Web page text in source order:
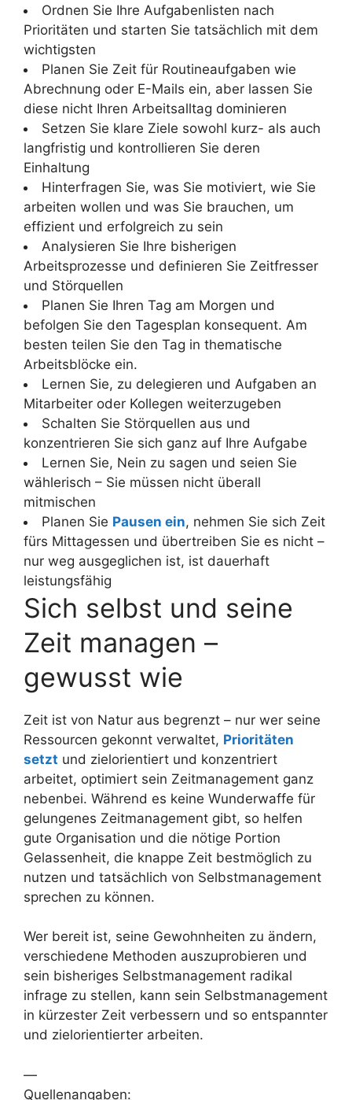
Ordnen Sie Ihre Aufgabenlisten nach
Prioritäten und starten Sie tatsächlich mit dem
wichtigsten
Planen Sie Zeit für Routineaufgaben wie
Abrechnung oder E-Mails ein, aber lassen Sie
diese nicht Ihren Arbeitsalltag dominieren
Setzen Sie klare Ziele sowohl kurz- als auch
langfristig und kontrollieren Sie deren
Einhaltung
Hinterfragen Sie, was Sie motiviert, wie Sie
arbeiten wollen und was Sie brauchen, um
effizient und erfolgreich zu sein
Analysieren Sie Ihre bisherigen
Arbeitsprozesse und definieren Sie Zeitfresser
und Störquellen
Planen Sie Ihren Tag am Morgen und
befolgen Sie den Tagesplan konsequent. Am
besten teilen Sie den Tag in thematische
Arbeitsblöcke ein.
Lernen Sie, zu delegieren und Aufgaben an
Mitarbeiter oder Kollegen weiterzugeben
Schalten Sie Störquellen aus und
konzentrieren Sie sich ganz auf Ihre Aufgabe
Lernen Sie, Nein zu sagen und seien Sie
wählerisch – Sie müssen nicht überall
mitmischen
Planen Sie Pausen ein, nehmen Sie sich Zeit
fürs Mittagessen und übertreiben Sie es nicht –
nur weg ausgeglichen ist, ist dauerhaft
leistungsfähig
Sich selbst und seine
Zeit managen –
gewusst wie
Zeit ist von Natur aus begrenzt – nur wer seine
Ressourcen gekonnt verwaltet, Prioritäten
setzt und zielorientiert und konzentriert
arbeitet, optimiert sein Zeitmanagement ganz
nebenbei. Während es keine Wunderwaffe für
gelungenes Zeitmanagement gibt, so helfen
gute Organisation und die nötige Portion
Gelassenheit, die knappe Zeit bestmöglich zu
nutzen und tatsächlich von Selbstmanagement
sprechen zu können.
Wer bereit ist, seine Gewohnheiten zu ändern,
verschiedene Methoden auszuprobieren und
sein bisheriges Selbstmanagement radikal
infrage zu stellen, kann sein Selbstmanagement
in kürzester Zeit verbessern und so entspannter
und zielorientierter arbeiten.
—
Quellenangaben: